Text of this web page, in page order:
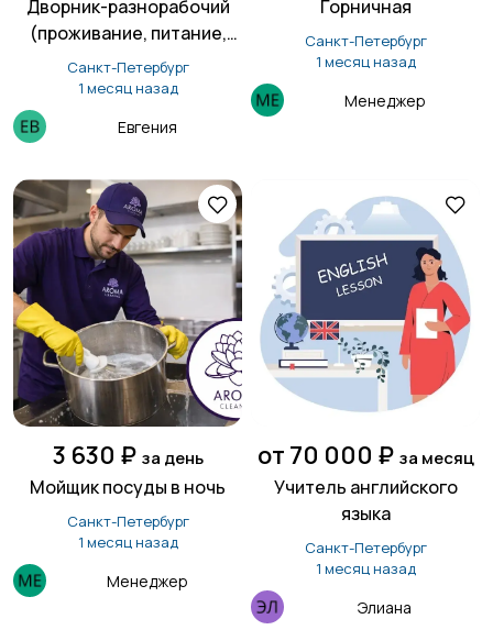
Дворник-разнорабочий
(проживание, питание,
без опыта)
Санкт-Петербург
1 месяц назад
Евгения
Горничная
Санкт-Петербург
1 месяц назад
Менеджер
3 630 ₽ за день
Мойщик посуды в ночь
Санкт-Петербург
1 месяц назад
Менеджер
от 70 000 ₽ за месяц
Учитель английского
языка
Санкт-Петербург
1 месяц назад
Элиана